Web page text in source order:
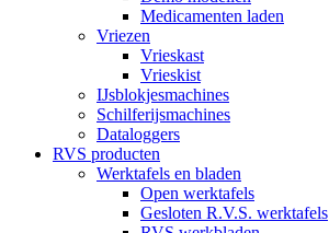
Medicamenten laden
Vriezen
Vrieskast
Vrieskist
IJsblokjesmachines
Schilferijsmachines
Dataloggers
RVS producten
Werktafels en bladen
Open werktafels
Gesloten R.V.S. werktafels